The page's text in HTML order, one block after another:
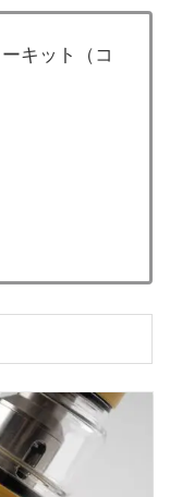
キット（コ